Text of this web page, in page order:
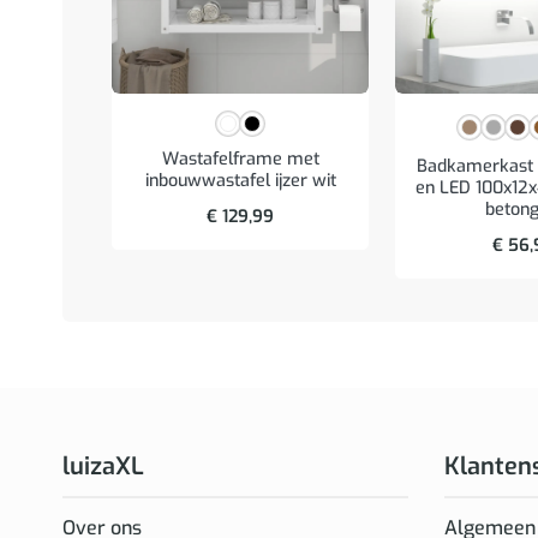
Wastafelframe met
inbouwwastafel ijzer wit
€ 129,99
en LED
€
luizaXL
Over ons Algemeen